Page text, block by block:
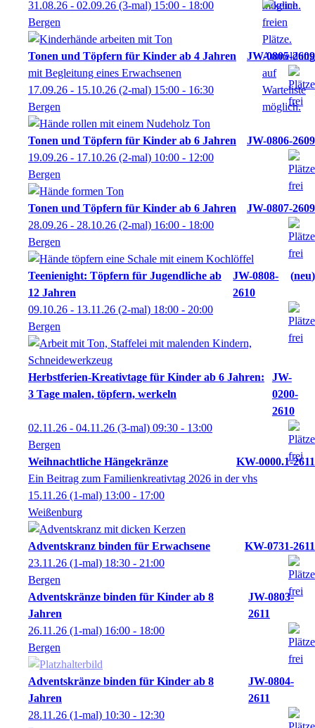
31.08.26 - 02.09.26 (3-mal) 15:00 - 18:00
Bergen
Tonen und Töpfern für Kinder ab 4 Jahren
JW-0805-2609
mit Begleitung eines Erwachsenen
17.09.26 - 15.10.26 (2-mal) 15:00 - 16:30
Bergen
Tonen und Töpfern für Kinder ab 6 Jahren
JW-0806-2609
19.09.26 - 17.10.26 (2-mal) 10:00 - 12:00
Bergen
Tonen und Töpfern für Kinder ab 6 Jahren
JW-0807-2609
28.09.26 - 28.10.26 (2-mal) 16:00 - 18:00
Bergen
Teenienight: Töpfern für Jugendliche ab
12 Jahren
JW-0808-
2610
neu
09.10.26 - 13.11.26 (2-mal) 18:00 - 20:00
Bergen
Herbstferien-Kreativtage für Kinder ab 6 Jahren:
3 Tage malen, töpfern, werkeln
JW-
0200-
2610
02.11.26 - 04.11.26 (3-mal) 09:30 - 13:00
Bergen
Weihnachtliche Hängekränze
KW-0000.1-2611
Ein Beitrag zum Familienkreativtag 2026 in der vhs
15.11.26 (1-mal) 13:00 - 17:00
Weißenburg
Adventskranz binden für Erwachsene
KW-0731-2611
23.11.26 (1-mal) 18:30 - 21:00
Bergen
Adventskränze binden für Kinder ab 8
Jahren
JW-0803-
2611
26.11.26 (1-mal) 16:00 - 18:00
Bergen
Adventskränze binden für Kinder ab 8
Jahren
JW-0804-
2611
28.11.26 (1-mal) 10:30 - 12:30